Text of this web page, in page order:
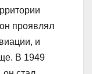
проявлял
и
В 1949